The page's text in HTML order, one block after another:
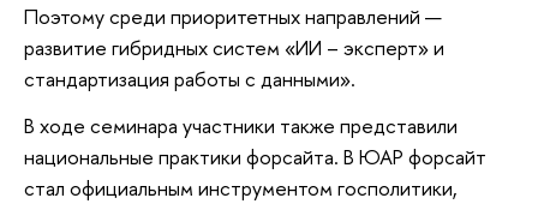
Поэтому среди приоритетных направлений —
развитие гибридных систем «ИИ – эксперт» и
стандартизация работы с данными».
В ходе семинара участники также представили
национальные практики форсайта. В ЮАР форсайт
стал официальным инструментом госполитики,